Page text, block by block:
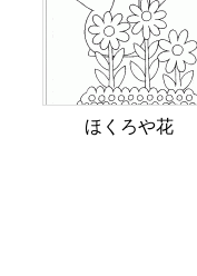
ほくろや花